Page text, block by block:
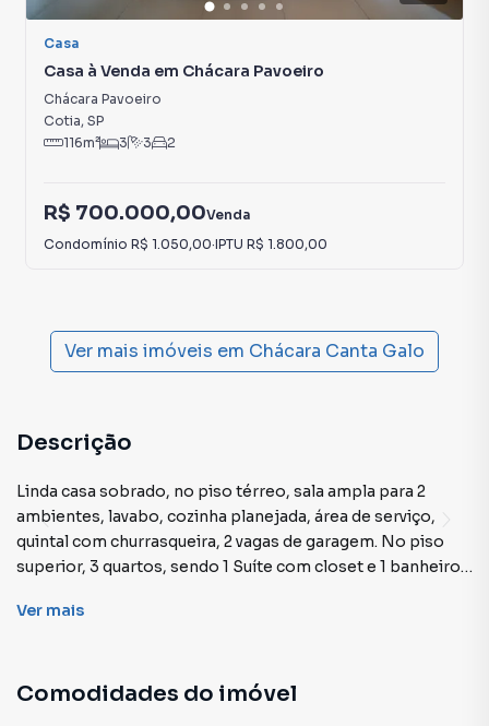
Casa
Casa à Venda em Chácara Pavoeiro
Chácara Pavoeiro
Cotia, SP
116m² 3 3 2
R$ 700.000,00Venda
Condomínio R$ 1.050,00·IPTU R$ 1.800,00
Ver mais imóveis em Chácara Canta Galo
Descrição
Linda casa sobrado, no piso térreo, sala ampla para 2
ambientes, lavabo, cozinha planejada, área de serviço,
quintal com churrasqueira, 2 vagas de garagem. No piso
superior, 3 quartos, sendo 1 Suíte com closet e 1 banheiro
com muito carinho provocando aquela sensação de bem-
de futebol, academia, churrasqueira, salão de festas. É
Ver mais
Comodidades do imóvel